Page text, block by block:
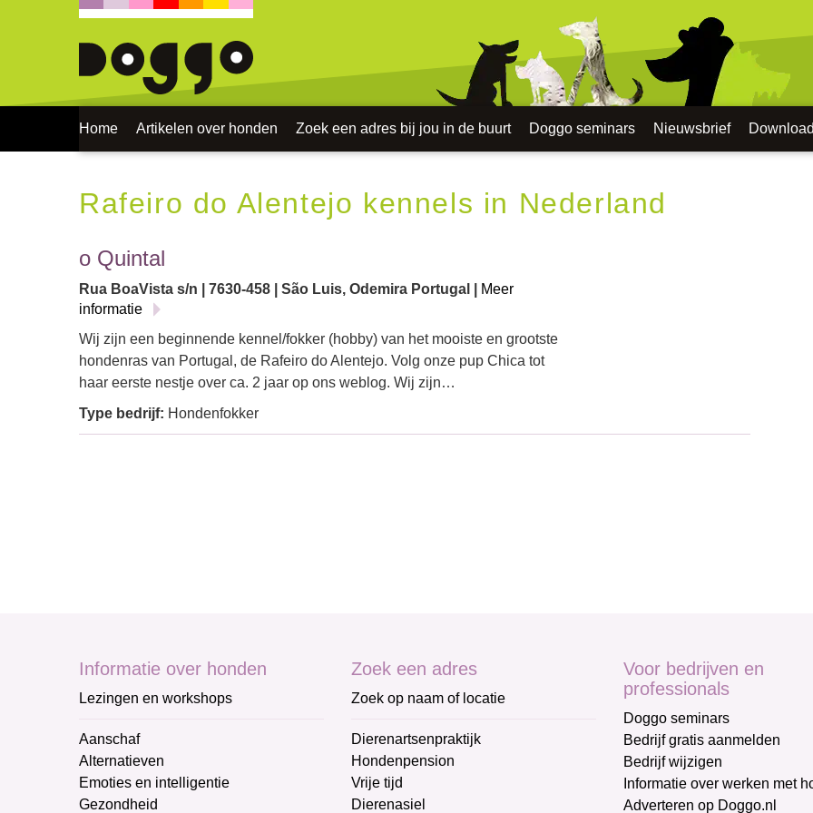
Home Artikelen over honden Zoek een adres bij jou in de buurt Doggo seminars Nieuwsbrief
Rafeiro do Alentejo kennels in Nederland
o Quintal
Rua BoaVista s/n | 7630-458 | São Luis, Odemira Portugal |
Meer
informatie
Wij zijn een beginnende kennel/fokker (hobby) van het mooiste en grootste
hondenras van Portugal, de Rafeiro do Alentejo. Volg onze pup Chica tot
haar eerste nestje over ca. 2 jaar op ons weblog. Wij zijn…
Type bedrijf: Hondenfokker
Informatie over honden
Lezingen en workshops
Aanschaf
Alternatieven
Emoties en intelligentie
Gezondheid
Zoek een adres
Zoek op naam of locatie
Dierenartsenpraktijk
Hondenpension
Vrije tijd
Dierenasiel
Voor bedrijven en
professionals
Doggo seminars
Bedrijf gratis aanmelden
Bedrijf wijzigen
Informatie over werken met
Adverteren op Doggo.nl